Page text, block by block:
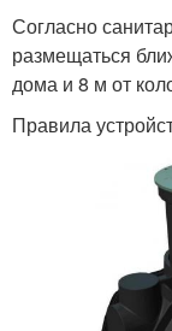
Согласно
размещаться
дома и 8 м от
Правила